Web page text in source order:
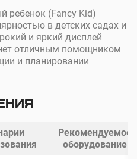
ребенок (Fancy Kid)
в детских садах и
и яркий дисплей
отличным помощником
и планировании
Рекомендуемое
оборудование